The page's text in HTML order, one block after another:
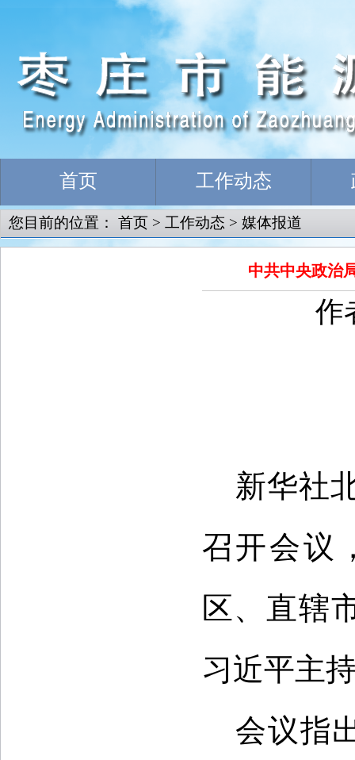
首页 工作动态
您目前的位置： 首页 > 工作动态 > 媒体报道
中共中央政治
作
新华社
召开会议
区、直辖
习近平主
会议指